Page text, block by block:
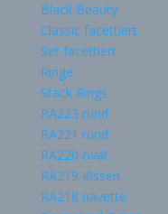
Black Beauty
Classic facettiert
Set facettiert
Ringe
Stack Rings
RA223 rund
RA221 rund
RA220 oval
RA219 Kissen
RA218 navette